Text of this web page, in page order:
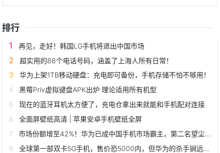
排行
再见，走好！韩国LG手机将退出中国市场
超实用的88个电话号码，涵盖了上海人所有日常！
华为上架1TB移动硬盘：充电即可备份，手机存储不怕不够用！
黑莓Priv虚拟键盘APK出炉 理论适用所有机型
现在的蓝牙耳机太方便了，充电仓拿出来就能和手机配对连接
全面屏壁纸高清 | 苹果安卓手机壁纸全屏
市场份额增至42%！华为已成中国手机市场霸主，第二名望尘莫及
全球第一部双卡5G手机，售价恐5000内，但华为的杀手锏远不止这些